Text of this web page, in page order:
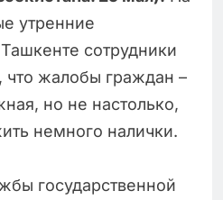
утренние
сотрудники
что жалобы граждан –
но не настолько,
немного налички.
государственной